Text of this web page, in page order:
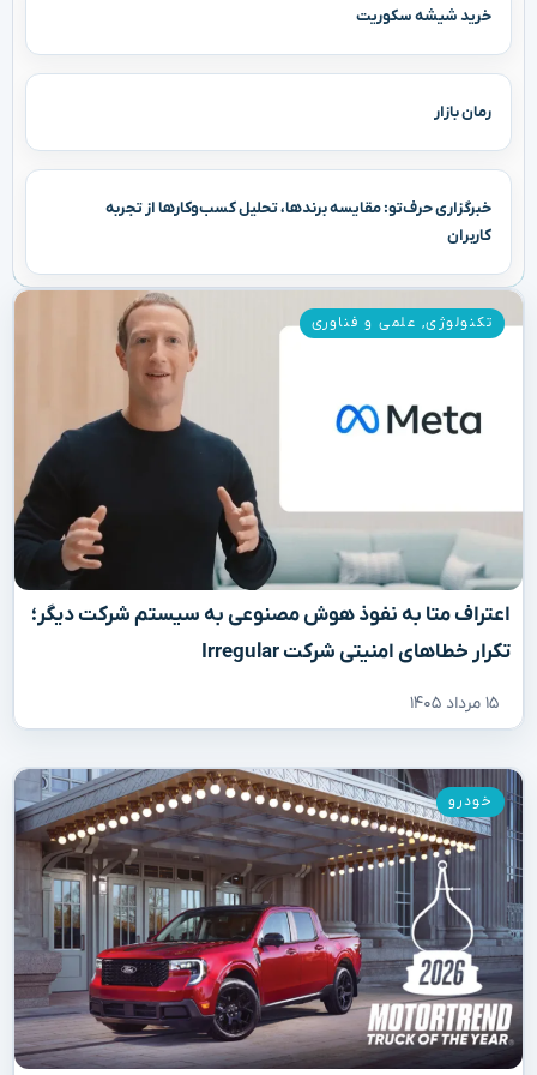
خرید شیشه سکوریت
رمان بازار
خبرگزاری حرف‌تو: مقایسه برندها، تحلیل کسب‌وکارها از تجربه
کاربران
اعتراف متا به نفوذ هوش مصنوعی به سیستم شرکت دیگر؛
تکرار خطاهای امنیتی شرکت Irregular
۱۵ مرداد ۱۴۰۵
تکنولوژی, علمی و فناوری
خودرو